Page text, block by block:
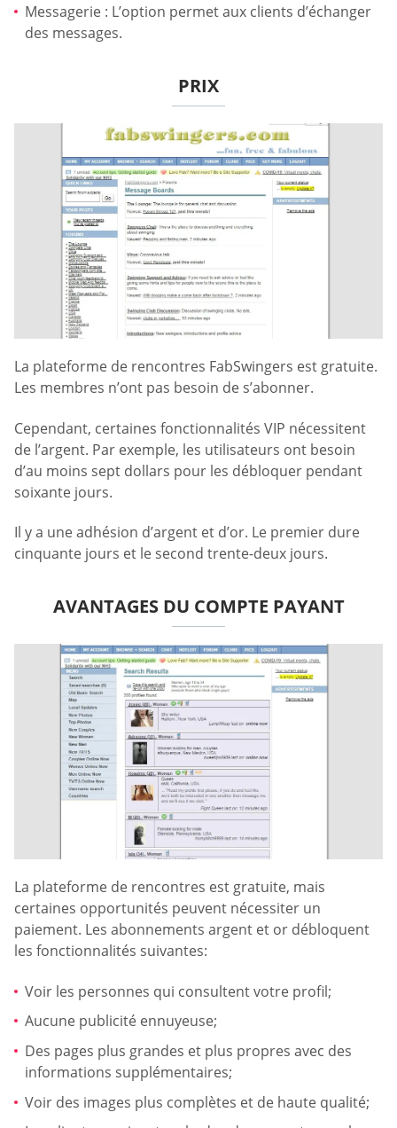
Messagerie : L’option permet aux clients d’échanger
des messages.
PRIX
La plateforme de rencontres FabSwingers est gratuite.
Les membres n’ont pas besoin de s’abonner.
Cependant, certaines fonctionnalités VIP nécessitent
de l’argent. Par exemple, les utilisateurs ont besoin
d’au moins sept dollars pour les débloquer pendant
soixante jours.
Il y a une adhésion d’argent et d’or. Le premier dure
cinquante jours et le second trente-deux jours.
AVANTAGES DU COMPTE PAYANT
La plateforme de rencontres est gratuite, mais
certaines opportunités peuvent nécessiter un
paiement. Les abonnements argent et or débloquent
les fonctionnalités suivantes:
Voir les personnes qui consultent votre profil;
Aucune publicité ennuyeuse;
Des pages plus grandes et plus propres avec des
informations supplémentaires;
Voir des images plus complètes et de haute qualité;